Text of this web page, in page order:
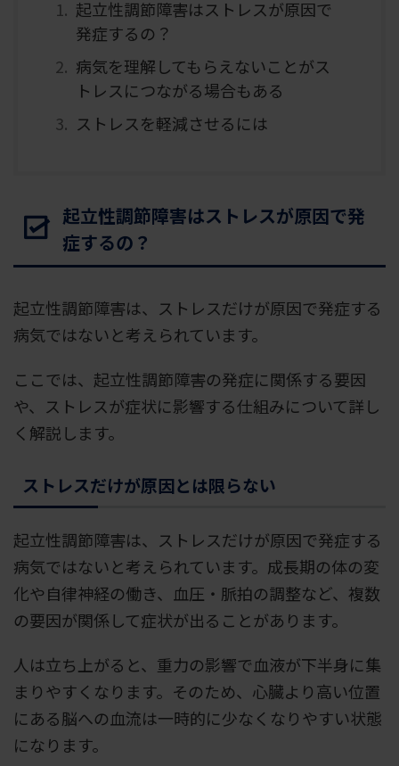
起立性調節障害はストレスが原因で
発症するの？
病気を理解してもらえないことがス
トレスにつながる場合もある
ストレスを軽減させるには
起立性調節障害はストレスが原因で発
症するの？
起立性調節障害は、ストレスだけが原因で発症する
病気ではないと考えられています。
ここでは、起立性調節障害の発症に関係する要因
や、ストレスが症状に影響する仕組みについて詳し
く解説します。
ストレスだけが原因とは限らない
起立性調節障害は、ストレスだけが原因で発症する
病気ではないと考えられています。成長期の体の変
化や自律神経の働き、血圧・脈拍の調整など、複数
の要因が関係して症状が出ることがあります。
人は立ち上がると、重力の影響で血液が下半身に集
まりやすくなります。そのため、心臓より高い位置
にある脳への血流は一時的に少なくなりやすい状態
になります。